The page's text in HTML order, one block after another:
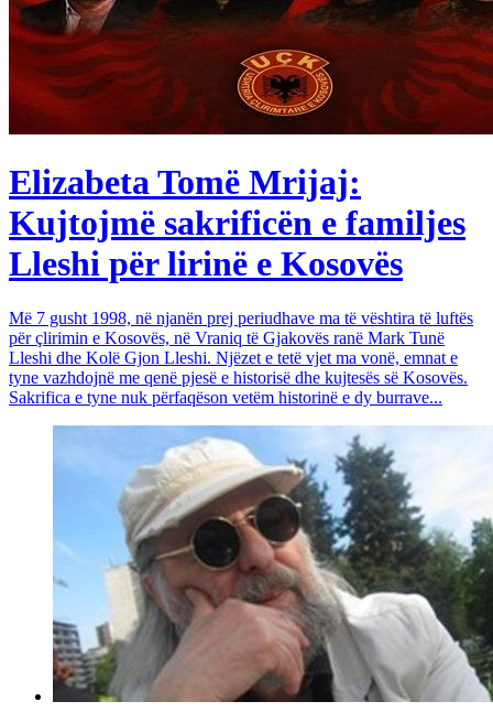
Elizabeta Tomë Mrijaj:
Kujtojmë sakrificën e familjes
Lleshi për lirinë e Kosovës
Më 7 gusht 1998, në njanën prej periudhave ma të vështira të luftës
për çlirimin e Kosovës, në Vraniq të Gjakovës ranë Mark Tunë
Lleshi dhe Kolë Gjon Lleshi. Njëzet e tetë vjet ma vonë, emnat e
tyne vazhdojnë me qenë pjesë e historisë dhe kujtesës së Kosovës.
Sakrifica e tyne nuk përfaqëson vetëm historinë e dy burrave...